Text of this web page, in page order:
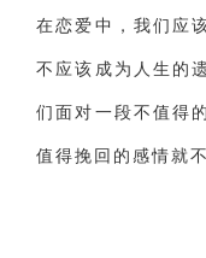
在恋爱中，我们应
不应该成为人生的
们面对一段不值得
值得挽回的感情就